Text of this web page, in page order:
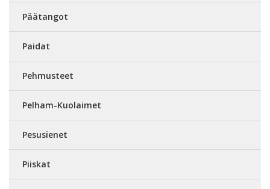
Päätangot
Paidat
Pehmusteet
Pelham-Kuolaimet
Pesusienet
Piiskat